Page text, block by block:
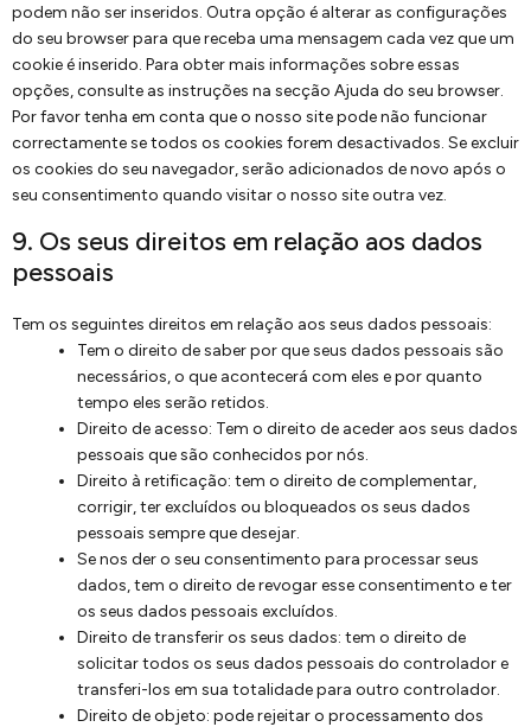
podem não ser inseridos. Outra opção é alterar as configurações
do seu browser para que receba uma mensagem cada vez que um
cookie é inserido. Para obter mais informações sobre essas
opções, consulte as instruções na secção Ajuda do seu browser.
Por favor tenha em conta que o nosso site pode não funcionar
correctamente se todos os cookies forem desactivados. Se excluir
os cookies do seu navegador, serão adicionados de novo após o
seu consentimento quando visitar o nosso site outra vez.
9. Os seus direitos em relação aos dados
pessoais
Tem os seguintes direitos em relação aos seus dados pessoais:
Tem o direito de saber por que seus dados pessoais são
necessários, o que acontecerá com eles e por quanto
tempo eles serão retidos.
Direito de acesso: Tem o direito de aceder aos seus dados
pessoais que são conhecidos por nós.
Direito à retificação: tem o direito de complementar,
corrigir, ter excluídos ou bloqueados os seus dados
pessoais sempre que desejar.
Se nos der o seu consentimento para processar seus
dados, tem o direito de revogar esse consentimento e ter
os seus dados pessoais excluídos.
Direito de transferir os seus dados: tem o direito de
solicitar todos os seus dados pessoais do controlador e
transferi-los em sua totalidade para outro controlador.
Direito de objeto: pode rejeitar o processamento dos